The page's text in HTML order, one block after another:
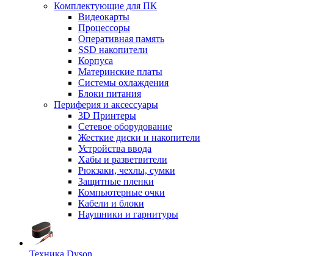
Комплектующие для ПК
Видеокарты
Процессоры
Оперативная память
SSD накопители
Корпуса
Материнские платы
Системы охлаждения
Блоки питания
Периферия и аксессуары
3D Принтеры
Сетевое оборудование
Жесткие диски и накопители
Устройства ввода
Хабы и разветвители
Рюкзаки, чехлы, сумки
Защитные пленки
Компьютерные очки
Кабели и блоки
Наушники и гарнитуры
Техника Dyson